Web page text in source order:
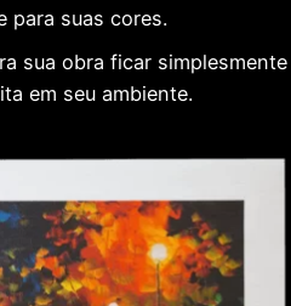
para suas cores.
sua obra ficar simplesmente
em seu ambiente.